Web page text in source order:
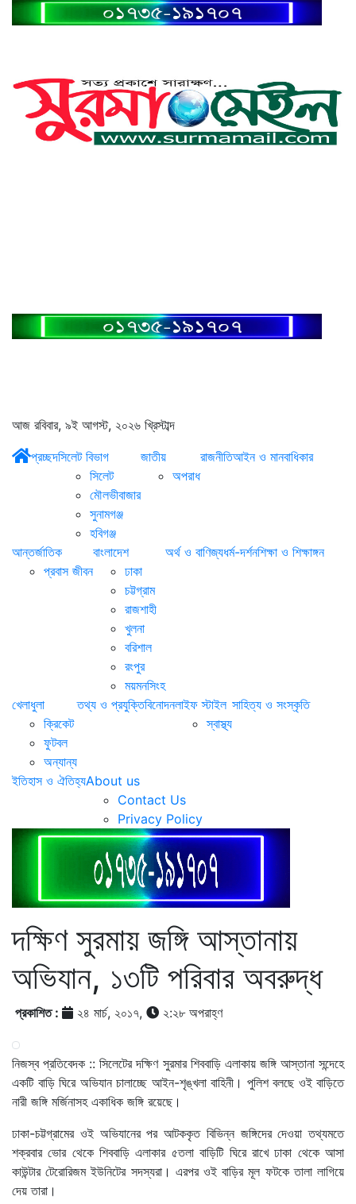
আজ রবিবার, ৯ই আগস্ট, ২০২৬ খ্রিস্টাব্দ
প্রচ্ছদসিলেট বিভাগ
সিলেট
মৌলভীবাজার
সুনামগঞ্জ
হবিগঞ্জ
জাতীয়
অপরাধ
রাজনীতিআইন ও মানবাধিকার
আন্তর্জাতিক
প্রবাস জীবন
বাংলাদেশ
ঢাকা
চট্টগ্রাম
রাজশাহী
খুলনা
বরিশাল
রংপুর
ময়মনসিংহ
অর্থ ও বাণিজ্যধর্ম-দর্শনশিক্ষা ও শিক্ষাঙ্গন
খেলাধুলা
ক্রিকেট
ফুটবল
অন্যান্য
তথ্য ও প্রযুক্তিবিনোদনলাইফ স্টাইল
স্বাস্থ্য
সাহিত্য ও সংস্কৃতি
ইতিহাস ও ঐতিহ্যAbout us
Contact Us
Privacy Policy
দক্ষিণ সুরমায় জঙ্গি আস্তানায়
অভিযান, ১৩টি পরিবার অবরুদ্ধ
প্রকাশিত : ২৪ মার্চ, ২০১৭, ২:২৮ অপরাহ্ণ
নিজস্ব প্রতিবেদক :: সিলেটের দক্ষিণ সুরমার শিববাড়ি এলাকায় জঙ্গি আস্তানা সন্দেহে
একটি বাড়ি ঘিরে অভিযান চালাচ্ছে আইন-শৃঙ্খলা বাহিনী। পুলিশ বলছে ওই বাড়িতে
নারী জঙ্গি মর্জিনাসহ একাধিক জঙ্গি রয়েছে।
ঢাকা-চট্টগ্রামের ওই অভিযানের পর আটককৃত বিভিন্ন জঙ্গিদের দেওয়া তথ্যমতে
শক্রবার ভোর থেকে শিববাড়ি এলাকার ৫তলা বাড়িটি ঘিরে রাখে ঢাকা থেকে আসা
কাউন্টার টেরোরিজম ইউনিটের সদস্যরা। এরপর ওই বাড়ির মূল ফটকে তালা লাগিয়ে
দেয় তারা।